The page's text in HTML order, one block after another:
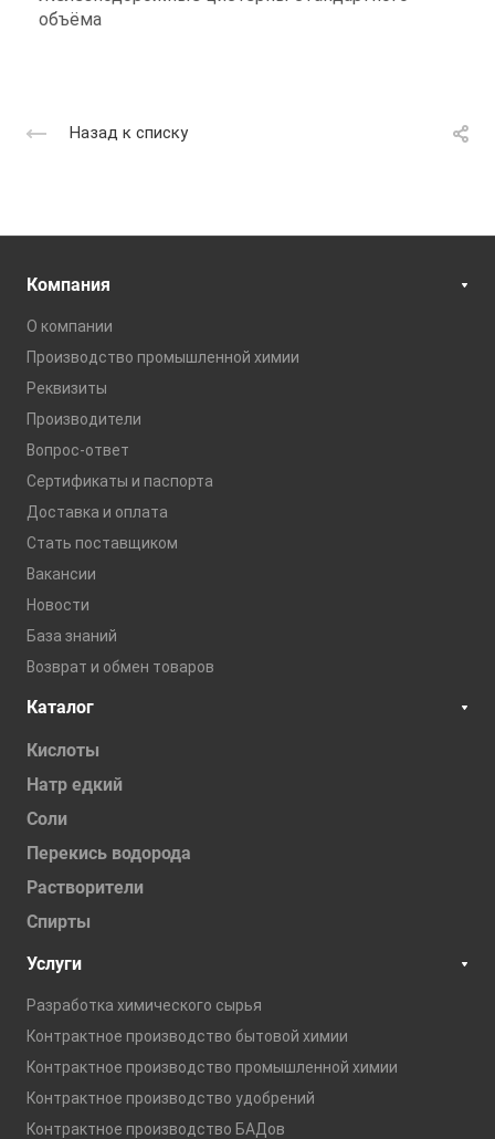
объёма
Назад к списку
Компания
О компании
Производство промышленной химии
Реквизиты
Производители
Вопрос-ответ
Сертификаты и паспорта
Доставка и оплата
Стать поставщиком
Вакансии
Новости
База знаний
Возврат и обмен товаров
Каталог
Кислоты
Натр едкий
Соли
Перекись водорода
Растворители
Спирты
Услуги
Разработка химического сырья
Контрактное производство бытовой химии
Контрактное производство промышленной химии
Контрактное производство удобрений
Контрактное производство БАДов